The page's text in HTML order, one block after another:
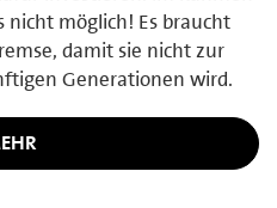
nicht möglich! Es braucht
damit sie nicht zur
Generationen wird.